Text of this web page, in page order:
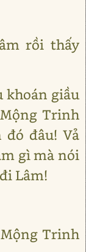
rồi thấy
khoán giầu
Trinh
đó đâu! Vả
gì mà nói
Lâm!
Trinh